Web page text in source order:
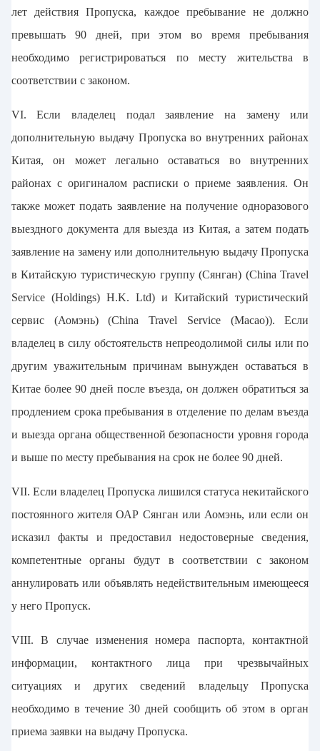
лет действия Пропуска, каждое пребывание не должно
превышать 90 дней, при этом во время пребывания
необходимо регистрироваться по месту жительства в
соответствии с законом.
VI. Если владелец подал заявление на замену или
дополнительную выдачу Пропуска во внутренних районах
Китая, он может легально оставаться во внутренних
районах с оригиналом расписки о приеме заявления. Он
также может подать заявление на получение одноразового
выездного документа для выезда из Китая, а затем подать
заявление на замену или дополнительную выдачу Пропуска
в Китайскую туристическую группу (Сянган) (China Travel
Service (Holdings) H.K. Ltd) и Китайский туристический
сервис (Аомэнь) (China Travel Service (Macao)). Если
владелец в силу обстоятельств непреодолимой силы или по
другим уважительным причинам вынужден оставаться в
Китае более 90 дней после въезда, он должен обратиться за
продлением срока пребывания в отделение по делам въезда
и выезда органа общественной безопасности уровня города
и выше по месту пребывания на срок не более 90 дней.
VII. Если владелец Пропуска лишился статуса некитайского
постоянного жителя ОАР Сянган или Аомэнь, или если он
исказил факты и предоставил недостоверные сведения,
компетентные органы будут в соответствии с законом
аннулировать или объявлять недействительным имеющееся
у него Пропуск.
VIII. В случае изменения номера паспорта, контактной
информации, контактного лица при чрезвычайных
ситуациях и других сведений владельцу Пропуска
необходимо в течение 30 дней сообщить об этом в орган
приема заявки на выдачу Пропуска.